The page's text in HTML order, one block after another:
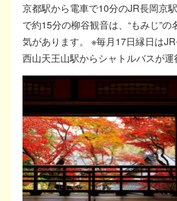
京都駅から電車で10分のJR長岡京
で約15分の柳谷観音は、“もみじ”の
気があります。 ※毎月17日縁日は
西山天王山駅からシャトルバスが運